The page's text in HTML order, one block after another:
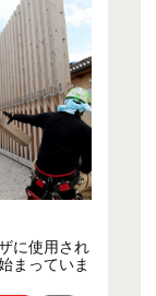
に使用され
まっていま